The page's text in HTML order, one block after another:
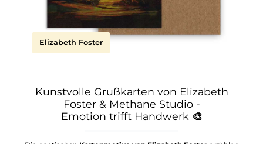
Elizabeth Foster
Kunstvolle Grußkarten von Elizabeth
Foster & Methane Studio -
Emotion trifft Handwerk 🎨